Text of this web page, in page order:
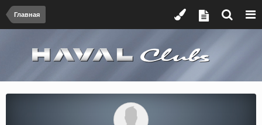
Главная